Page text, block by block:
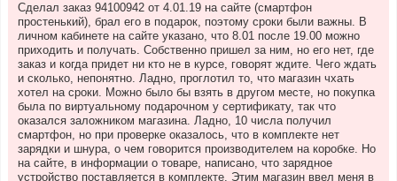
Сделал заказ 94100942 от 4.01.19 на сайте (смартфон
простенький), брал его в подарок, поэтому сроки были важны. В
личном кабинете на сайте указано, что 8.01 после 19.00 можно
приходить и получать. Собственно пришел за ним, но его нет, где
заказ и когда придет ни кто не в курсе, говорят ждите. Чего ждать
и сколько, непонятно. Ладно, проглотил то, что магазин чхать
хотел на сроки. Можно было бы взять в другом месте, но покупка
была по виртуальному подарочном у сертификату, так что
оказался заложником магазина. Ладно, 10 числа получил
смартфон, но при проверке оказалось, что в комплекте нет
зарядки и шнура, о чем говорится производителем на коробке. Но
на сайте, в информации о товаре, написано, что зарядное
устройство поставляется в комплекте. Этим магазин ввел меня в